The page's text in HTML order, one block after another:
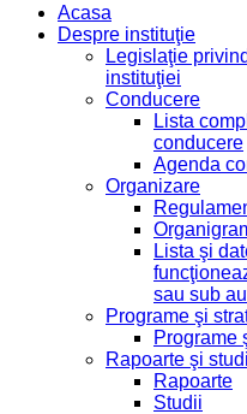
Acasa
Despre instituţie
Legislaţie
instituţiei
Conducere
Lista
conducere
Agenda
Organizare
Lista şi
sau sub
Programe şi
Programe
Rapoarte şi
Rapoarte
Studii